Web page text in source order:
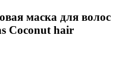
маска для волос
Coconut hair